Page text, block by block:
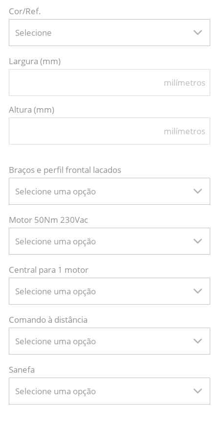
Cor/Ref.
Selecione
Largura (mm)
milímetros
Altura (mm)
milímetros
Braços e perfil frontal lacados
Selecione uma opção
Motor 50Nm 230Vac
Selecione uma opção
Central para 1 motor
Selecione uma opção
Comando à distância
Selecione uma opção
Sanefa
Selecione uma opção